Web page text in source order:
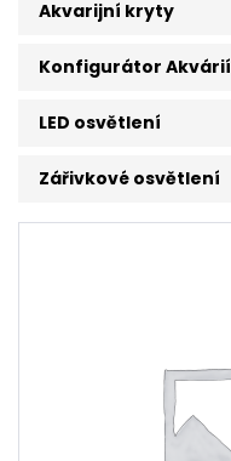
Akvarijní kryty
Konfigurátor Akvárií
LED osvětlení
Zářivkové osvětlení